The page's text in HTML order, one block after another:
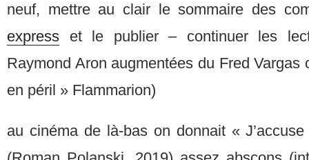
neuf, mettre au clair le sommaire des
express et le publier – continuer les
Raymond Aron augmentées du Fred Vargas
en péril » Flammarion)
au cinéma de là-bas on donnait «